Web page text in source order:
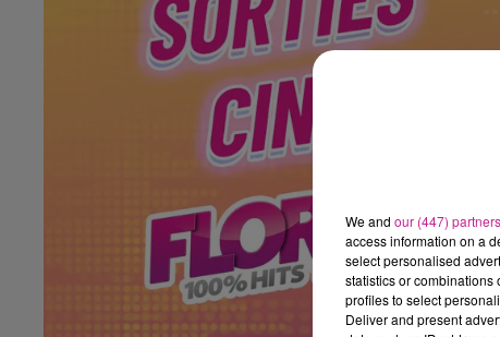
We and our (447) partners
access information on a
select personalised
statistics or combinations
profiles to select
Deliver and present